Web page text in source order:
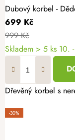
Dubový korbel -
699 Kč
999 Kč
Skladem > 5 ks 10.
Dřevěný korbel s
-30%